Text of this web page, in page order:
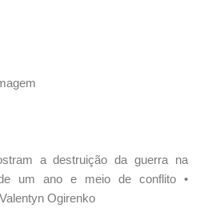
a destruição da guerra na
um ano e meio de conflito •
Ogirenko